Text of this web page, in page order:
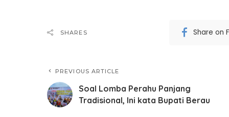
SHARES Share on
PREVIOUS ARTICLE
Soal Lomba Perahu Panjang
Tradisional, Ini kata Bupati Berau